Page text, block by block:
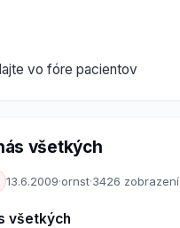
vo fóre pacientov
všetkých
13.6.2009·ornst·3426 zobrazení
všetkých